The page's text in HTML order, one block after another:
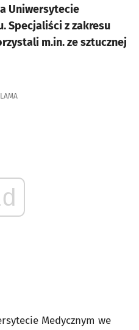
Uniwersytecie
Specjaliści z zakresu
m.in. ze sztucznej
Medycznym we